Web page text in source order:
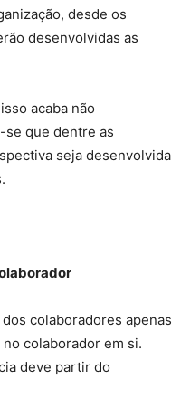
desde os
desenvolvidas as
acaba não
que dentre as
seja desenvolvida
colaboradores apenas
colaborador em si.
deve partir do